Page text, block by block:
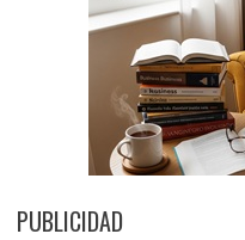
PUBLICIDAD